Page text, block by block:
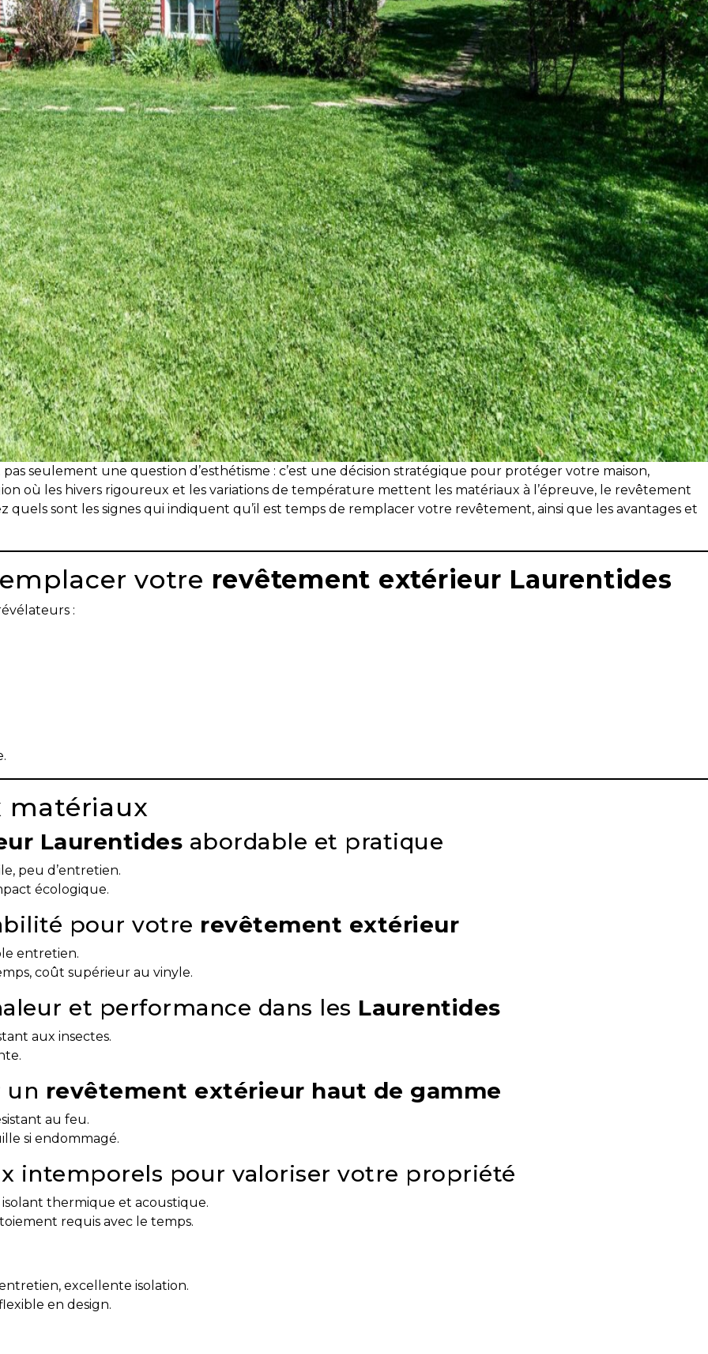
pas seulement une question d’esthétisme : c’est une décision stratégique pour protéger votre maison,
où les hivers rigoureux et les variations de température mettent les matériaux à l’épreuve, le revêtement
sont les signes qui indiquent qu’il est temps de remplacer votre revêtement, ainsi que les avantages et
votre revêtement extérieur Laurentides
:
matériaux
Laurentides abordable et pratique
peu d’entretien.
écologique.
pour votre revêtement extérieur
entretien.
coût supérieur au vinyle.
et performance dans les Laurentides
aux insectes.
un revêtement extérieur haut de gamme
au feu.
si endommagé.
intemporels pour valoriser votre propriété
thermique et acoustique.
requis avec le temps.
excellente isolation.
en design.